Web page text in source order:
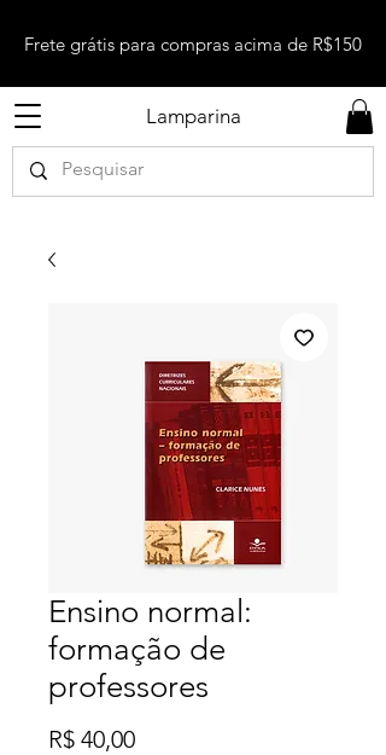
Lamparina
Frete grátis para compras acima de R$150
Ensino normal:
formação de
professores
R$ 40,00Preço